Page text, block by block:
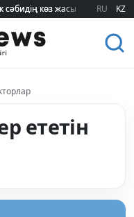
сәбидің көз жасы:
сәбидің көз жасы: RU KZ
ететін